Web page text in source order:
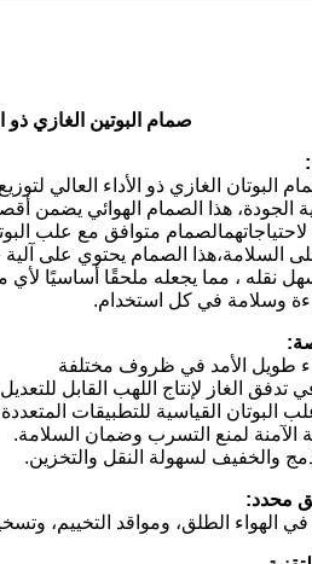
صمام البوتين الغازي ذو
البوتان الغازي ذو الأداء العالي
الجودة، هذا الصمام الهوائي
متوافق مع علب
السلامة،هذا الصمام يحتوي على
نقله ، مما يجعله ملحقًا أساسيًا لأي
وسلامة في كل استخدام.
طويل الأمد في ظروف مختلفة
الغاز لإنتاج اللهب القابل للتعديل
البوتان القياسية للتطبيقات
الآمنة لمنع التسرب وضمان السلامة.
والخفيف لسهولة النقل والتخزين.
محدد:
الهواء الطلق، ومواقد التخييم،